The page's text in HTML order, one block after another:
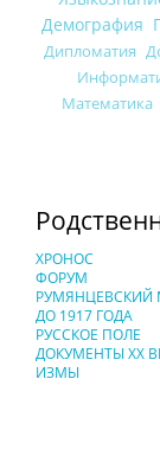
Демография
Дипломатия
Математика
ХРОНОС
ФОРУМ
РУМЯНЦЕВСКИЙ
ДО 1917 ГОДА
РУССКОЕ ПОЛЕ
ДОКУМЕНТЫ XX
ИЗМЫ